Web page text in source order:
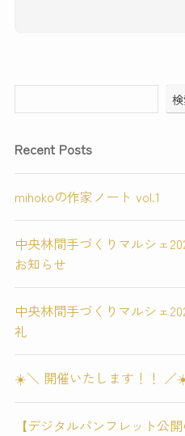
Recent Posts
mihokoの作家ノート vol.1
中央林間手づくりマルシェ
お知らせ
中央林間手づくりマルシェ
礼
☀️＼ 開催いたします！！ ／
【デジタルパンフレット公開